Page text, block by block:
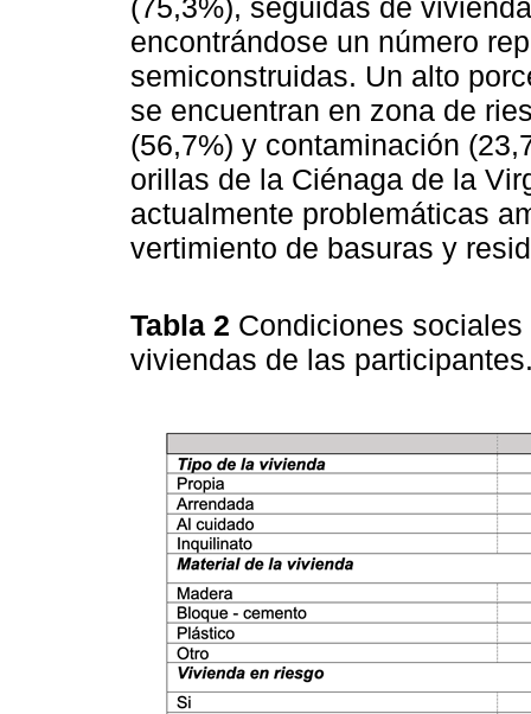
(75,3%), seguidas de
encontrándose un número
semiconstruidas. Un alto
se encuentran en zona de
(56,7%) y contaminación
orillas de la Ciénaga de la
actualmente problemáticas
vertimiento de basuras y
Tabla 2 Condiciones
viviendas de las